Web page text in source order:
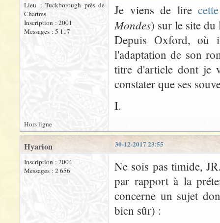
Lieu : Tuckborough près de
Chartres
Inscription : 2001
Messages : 5 117
Je viens de lire
Mondes) sur le site
Depuis Oxford, où
l'adaptation de son
titre d'article dont je
constater que ses
I.
Hors ligne
30-12-2017 23:55
Hyarion
Inscription : 2004
Messages : 2 656
Ne sois pas timide,
par rapport à la
concerne un sujet
bien sûr) :